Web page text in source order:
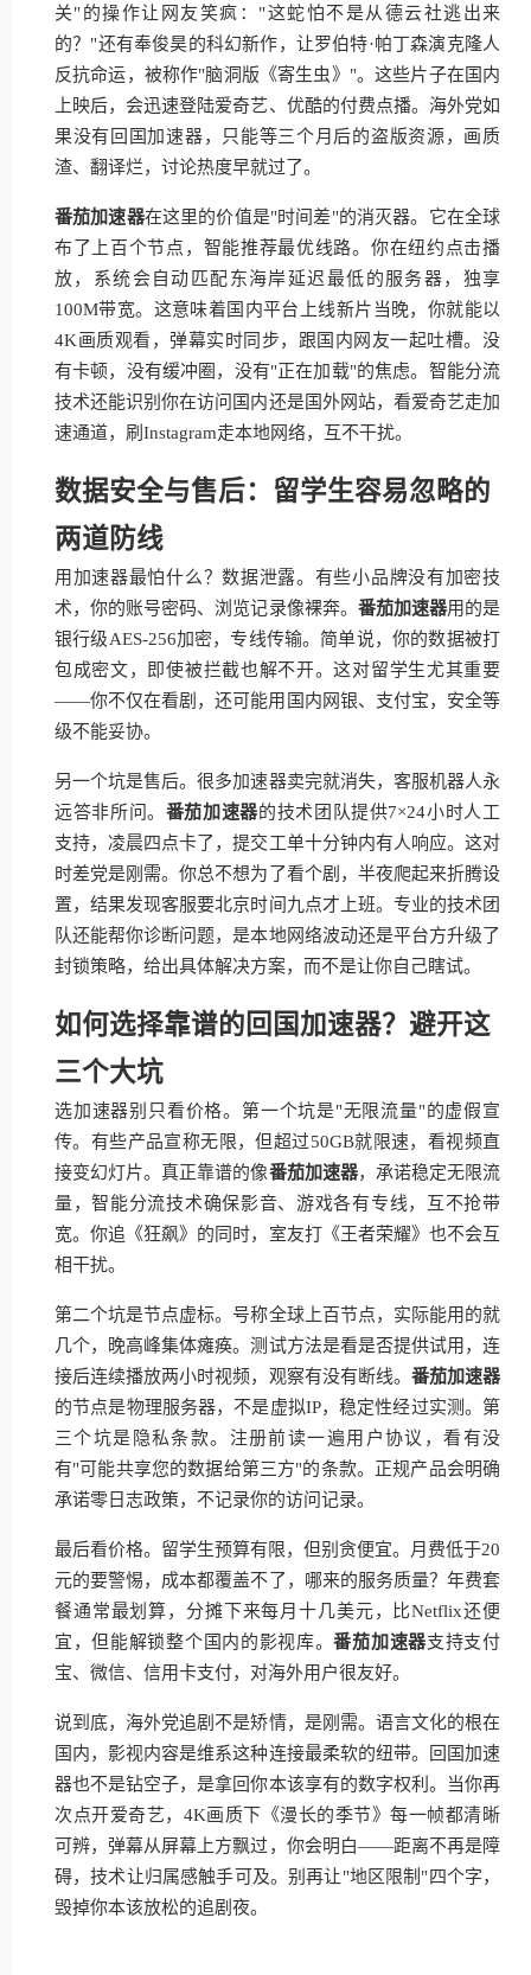
关"的操作让网友笑疯："这蛇怕不是从德云社逃出来
的？"还有奉俊昊的科幻新作，让罗伯特·帕丁森演克隆人
反抗命运，被称作"脑洞版《寄生虫》"。这些片子在国内
上映后，会迅速登陆爱奇艺、优酷的付费点播。海外党如
果没有回国加速器，只能等三个月后的盗版资源，画质
渣、翻译烂，讨论热度早就过了。
番茄加速器在这里的价值是"时间差"的消灭器。它在全球
布了上百个节点，智能推荐最优线路。你在纽约点击播
放，系统会自动匹配东海岸延迟最低的服务器，独享
100M带宽。这意味着国内平台上线新片当晚，你就能以
4K画质观看，弹幕实时同步，跟国内网友一起吐槽。没
有卡顿，没有缓冲圈，没有"正在加载"的焦虑。智能分流
技术还能识别你在访问国内还是国外网站，看爱奇艺走加
速通道，刷Instagram走本地网络，互不干扰。
数据安全与售后：留学生容易忽略的
两道防线
用加速器最怕什么？数据泄露。有些小品牌没有加密技
术，你的账号密码、浏览记录像裸奔。 番茄加速器用的是
银行级AES-256加密，专线传输。简单说，你的数据被打
包成密文，即使被拦截也解不开。这对留学生尤其重要
——你不仅在看剧，还可能用国内网银、支付宝，安全等
级不能妥协。
另一个坑是售后。很多加速器卖完就消失，客服机器人永
远答非所问。 番茄加速器的技术团队提供7×24小时人工
支持，凌晨四点卡了，提交工单十分钟内有人响应。这对
时差党是刚需。你总不想为了看个剧，半夜爬起来折腾设
置，结果发现客服要北京时间九点才上班。专业的技术团
队还能帮你诊断问题，是本地网络波动还是平台方升级了
封锁策略，给出具体解决方案，而不是让你自己瞎试。
如何选择靠谱的回国加速器？避开这
三个大坑
选加速器别只看价格。第一个坑是"无限流量"的虚假宣
传。有些产品宣称无限，但超过50GB就限速，看视频直
接变幻灯片。真正靠谱的像番茄加速器，承诺稳定无限流
量，智能分流技术确保影音、游戏各有专线，互不抢带
宽。你追《狂飙》的同时，室友打《王者荣耀》也不会互
相干扰。
第二个坑是节点虚标。号称全球上百节点，实际能用的就
几个，晚高峰集体瘫痪。测试方法是看是否提供试用，连
接后连续播放两小时视频，观察有没有断线。 番茄加速器
的节点是物理服务器，不是虚拟IP，稳定性经过实测。第
三个坑是隐私条款。注册前读一遍用户协议，看有没
有"可能共享您的数据给第三方"的条款。正规产品会明确
承诺零日志政策，不记录你的访问记录。
最后看价格。留学生预算有限，但别贪便宜。月费低于20
元的要警惕，成本都覆盖不了，哪来的服务质量？年费套
餐通常最划算，分摊下来每月十几美元，比Netflix还便
宜，但能解锁整个国内的影视库。番茄加速器支持支付
宝、微信、信用卡支付，对海外用户很友好。
说到底，海外党追剧不是矫情，是刚需。语言文化的根在
国内，影视内容是维系这种连接最柔软的纽带。回国加速
器也不是钻空子，是拿回你本该享有的数字权利。当你再
次点开爱奇艺，4K画质下《漫长的季节》每一帧都清晰
可辨，弹幕从屏幕上方飘过，你会明白——距离不再是障
碍，技术让归属感触手可及。别再让"地区限制"四个字，
毁掉你本该放松的追剧夜。